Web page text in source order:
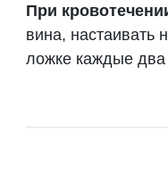
При
вина, настаивать
ложке каждые два